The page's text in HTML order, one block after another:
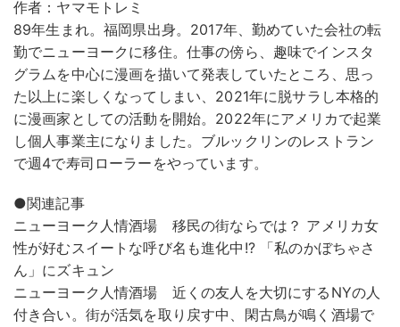
作者：ヤマモトレミ
89年生まれ。福岡県出身。2017年、勤めていた会社の転
勤でニューヨークに移住。仕事の傍ら、趣味でインスタ
グラムを中心に漫画を描いて発表していたところ、思っ
た以上に楽しくなってしまい、2021年に脱サラし本格的
に漫画家としての活動を開始。2022年にアメリカで起業
し個人事業主になりました。ブルックリンのレストラン
で週4で寿司ローラーをやっています。
●関連記事
ニューヨーク人情酒場 移民の街ならでは？ アメリカ女
性が好むスイートな呼び名も進化中!? 「私のかぼちゃさ
ん」にズキュン
ニューヨーク人情酒場 近くの友人を大切にするNYの人
付き合い。街が活気を取り戻す中、閑古鳥が鳴く酒場で